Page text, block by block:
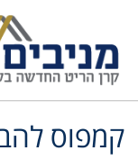
קמפוס